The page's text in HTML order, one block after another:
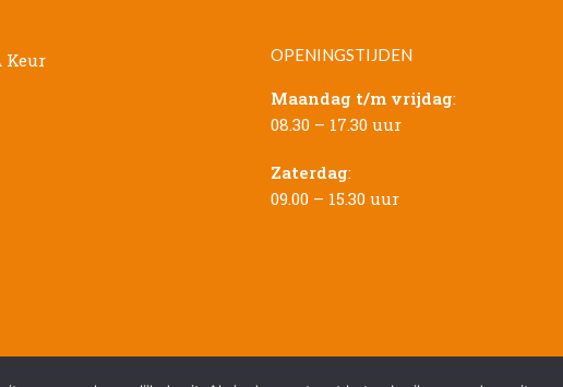
OPENINGSTIJDEN
Maandag t/m vrijdag:
08.30 – 17.30 uur
Zaterdag:
09.00 – 15.30 uur